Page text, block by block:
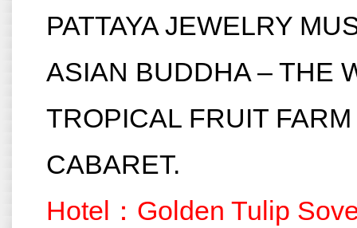
PATTAYA JEWELRY
ASIAN BUDDHA – THE
TROPICAL FRUIT
CABARET.
Hotel：Golden Tulip